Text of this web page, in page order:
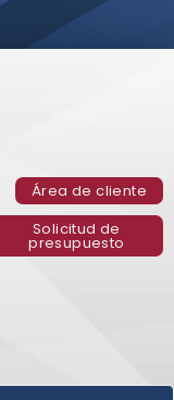
Área de cliente
Solicitud de
presupuesto